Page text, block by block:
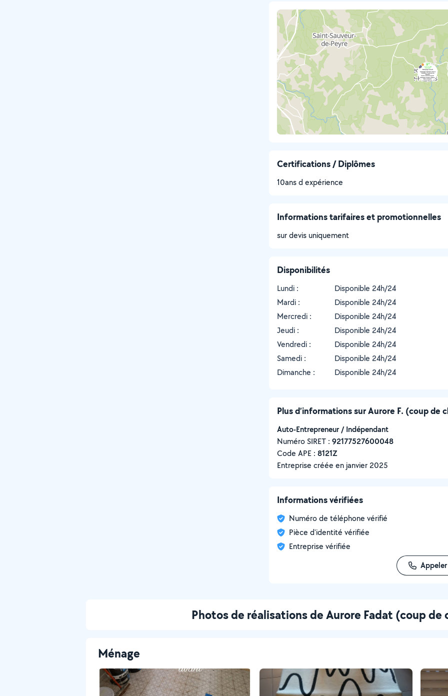
Certifications / Diplômes
10ans d expérience
Informations tarifaires et promotionnelles
sur devis uniquement
Disponibilités
Lundi :
Disponible 24h/24
Mardi :
Disponible 24h/24
Mercredi :
Disponible 24h/24
Jeudi :
Disponible 24h/24
Vendredi :
Disponible 24h/24
Samedi :
Disponible 24h/24
Dimanche :
Disponible 24h/24
Plus d’informations sur Aurore F. (coup de
Auto-Entrepreneur / Indépendant
Numéro SIRET : ‍92177527600048
Code APE : 8121Z
Entreprise créée en janvier 2025
Informations vérifiées
Numéro de téléphone vérifié
Pièce d'identité vérifiée
Entreprise vérifiée
Appeler
Photos de réalisations de Aurore Fadat (coup de
Ménage